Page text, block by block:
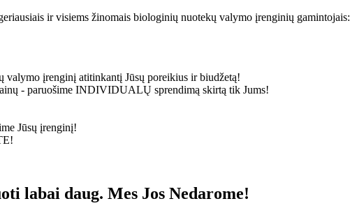
ir visiems žinomais biologinių nuotekų valymo įrenginių gamintojais:
valymo įrenginį atitinkantį Jūsų poreikius ir biudžetą!
- paruošime INDIVIDUALŲ sprendimą skirtą tik Jums!
Jūsų įrenginį!
labai daug. Mes Jos Nedarome!